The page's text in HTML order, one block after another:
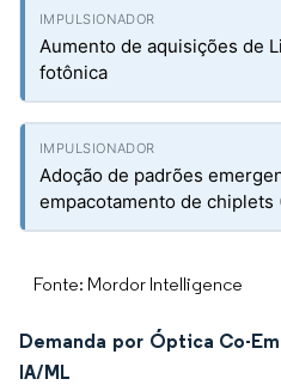
Aumento de aquisições de
fotônica
Adoção de padrões
empacotamento de chiplets
Fonte: Mordor Intelligence
Demanda por Óptica Co-
IA/ML